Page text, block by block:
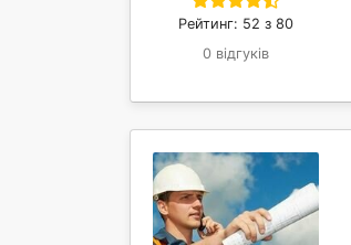
Рейтинг: 52 з 80
0 відгуків